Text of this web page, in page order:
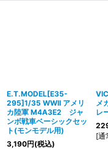
E.T.MODEL[E35-
295]1/35 WWII アメリ
カ陸軍 M4A3E2 ジャ
ンボ戦車ベーシックセッ
ト(モンモデル用)
3,190円(税込)
メ
レ
[通